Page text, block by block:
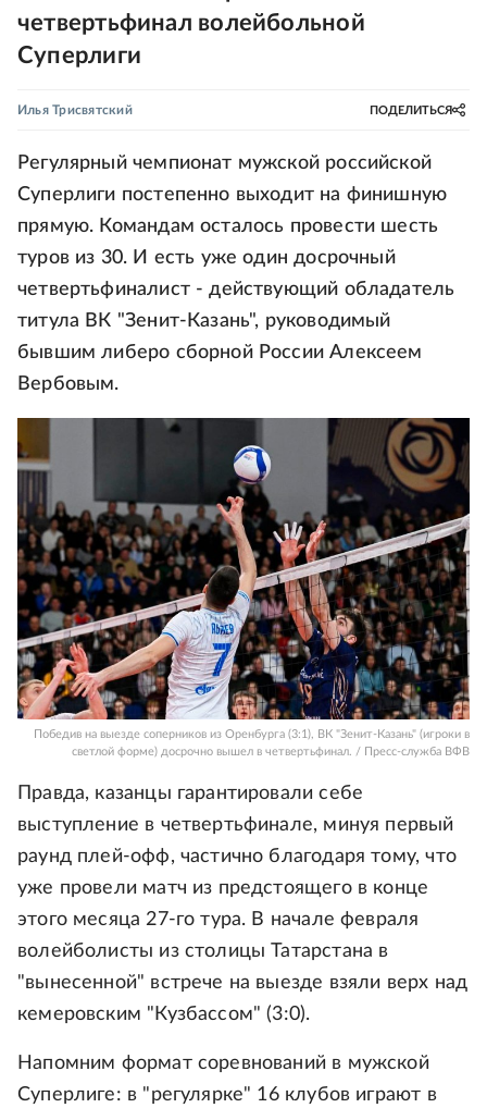
четвертьфинал волейбольной
Суперлиги
Илья Трисвятский ПОДЕЛИТЬСЯ
Регулярный чемпионат мужской российской
Суперлиги постепенно выходит на финишную
прямую. Командам осталось провести шесть
туров из 30. И есть уже один досрочный
четвертьфиналист - действующий обладатель
титула ВК "Зенит-Казань", руководимый
бывшим либеро сборной России Алексеем
Вербовым.
Победив на выезде соперников из Оренбурга (3:1), ВК "Зенит-Казань" (игроки в
светлой форме) досрочно вышел в четвертьфинал. / Пресс-служба ВФВ
Правда, казанцы гарантировали себе
выступление в четвертьфинале, минуя первый
раунд плей-офф, частично благодаря тому, что
уже провели матч из предстоящего в конце
этого месяца 27-го тура. В начале февраля
волейболисты из столицы Татарстана в
"вынесенной" встрече на выезде взяли верх над
кемеровским "Кузбассом" (3:0).
Напомним формат соревнований в мужской
Суперлиге: в "регулярке" 16 клубов играют в